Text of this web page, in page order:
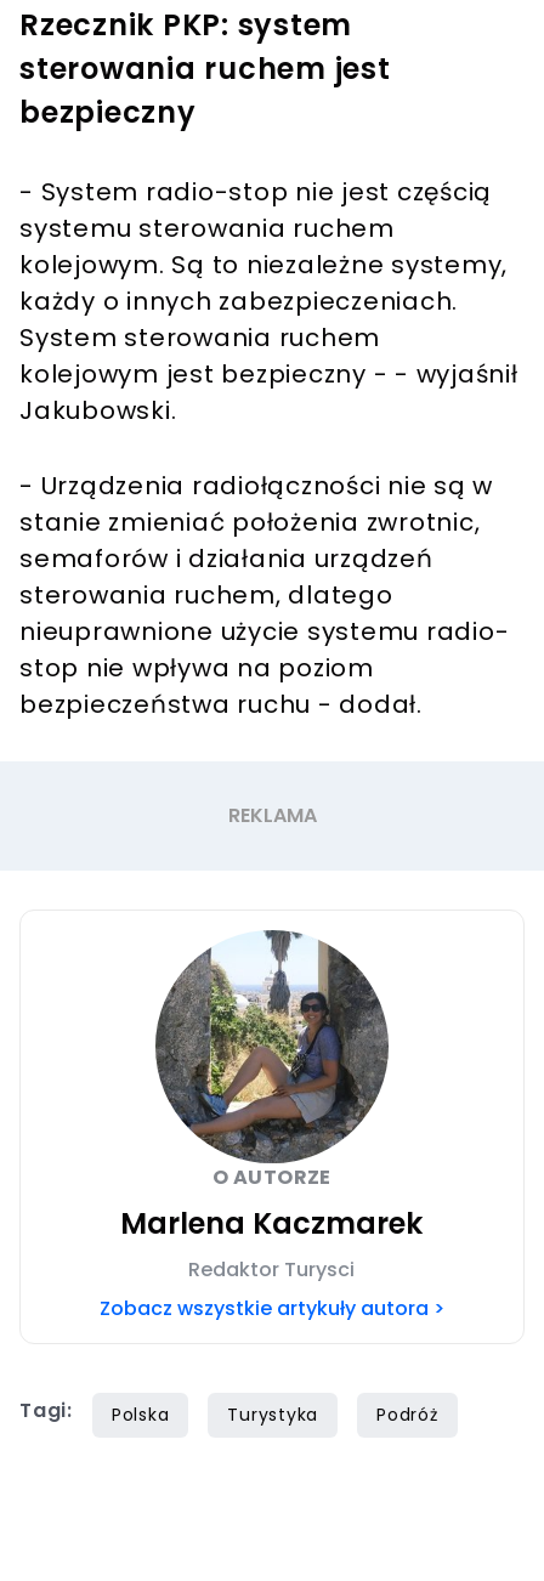
Rzecznik PKP: system
sterowania ruchem jest
bezpieczny
- System radio-stop nie jest częścią
systemu sterowania ruchem
kolejowym. Są to niezależne systemy,
każdy o innych zabezpieczeniach.
System sterowania ruchem
kolejowym jest bezpieczny - - wyjaśnił
Jakubowski.
- Urządzenia radiołączności nie są w
stanie zmieniać położenia zwrotnic,
semaforów i działania urządzeń
sterowania ruchem, dlatego
nieuprawnione użycie systemu radio-
stop nie wpływa na poziom
bezpieczeństwa ruchu - dodał.
O AUTORZE
Marlena Kaczmarek
Redaktor Turysci
Zobacz wszystkie artykuły autora >
Tagi: Polska Turystyka Podróż